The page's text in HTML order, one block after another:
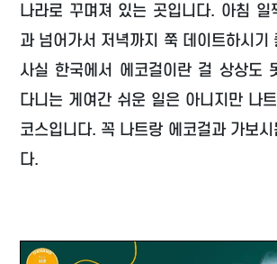
나라로 꾸며져 있는 곳입니다. 아침 일
과 넘어가서 저녁까지 쭉 데이트하시기
사실 한국에서 에코걸이란 걸 상상도
다니는 게여간 쉬운 일은 아니지만 나
코스입니다. 꼭 나트랑 에코걸과 가보
다.